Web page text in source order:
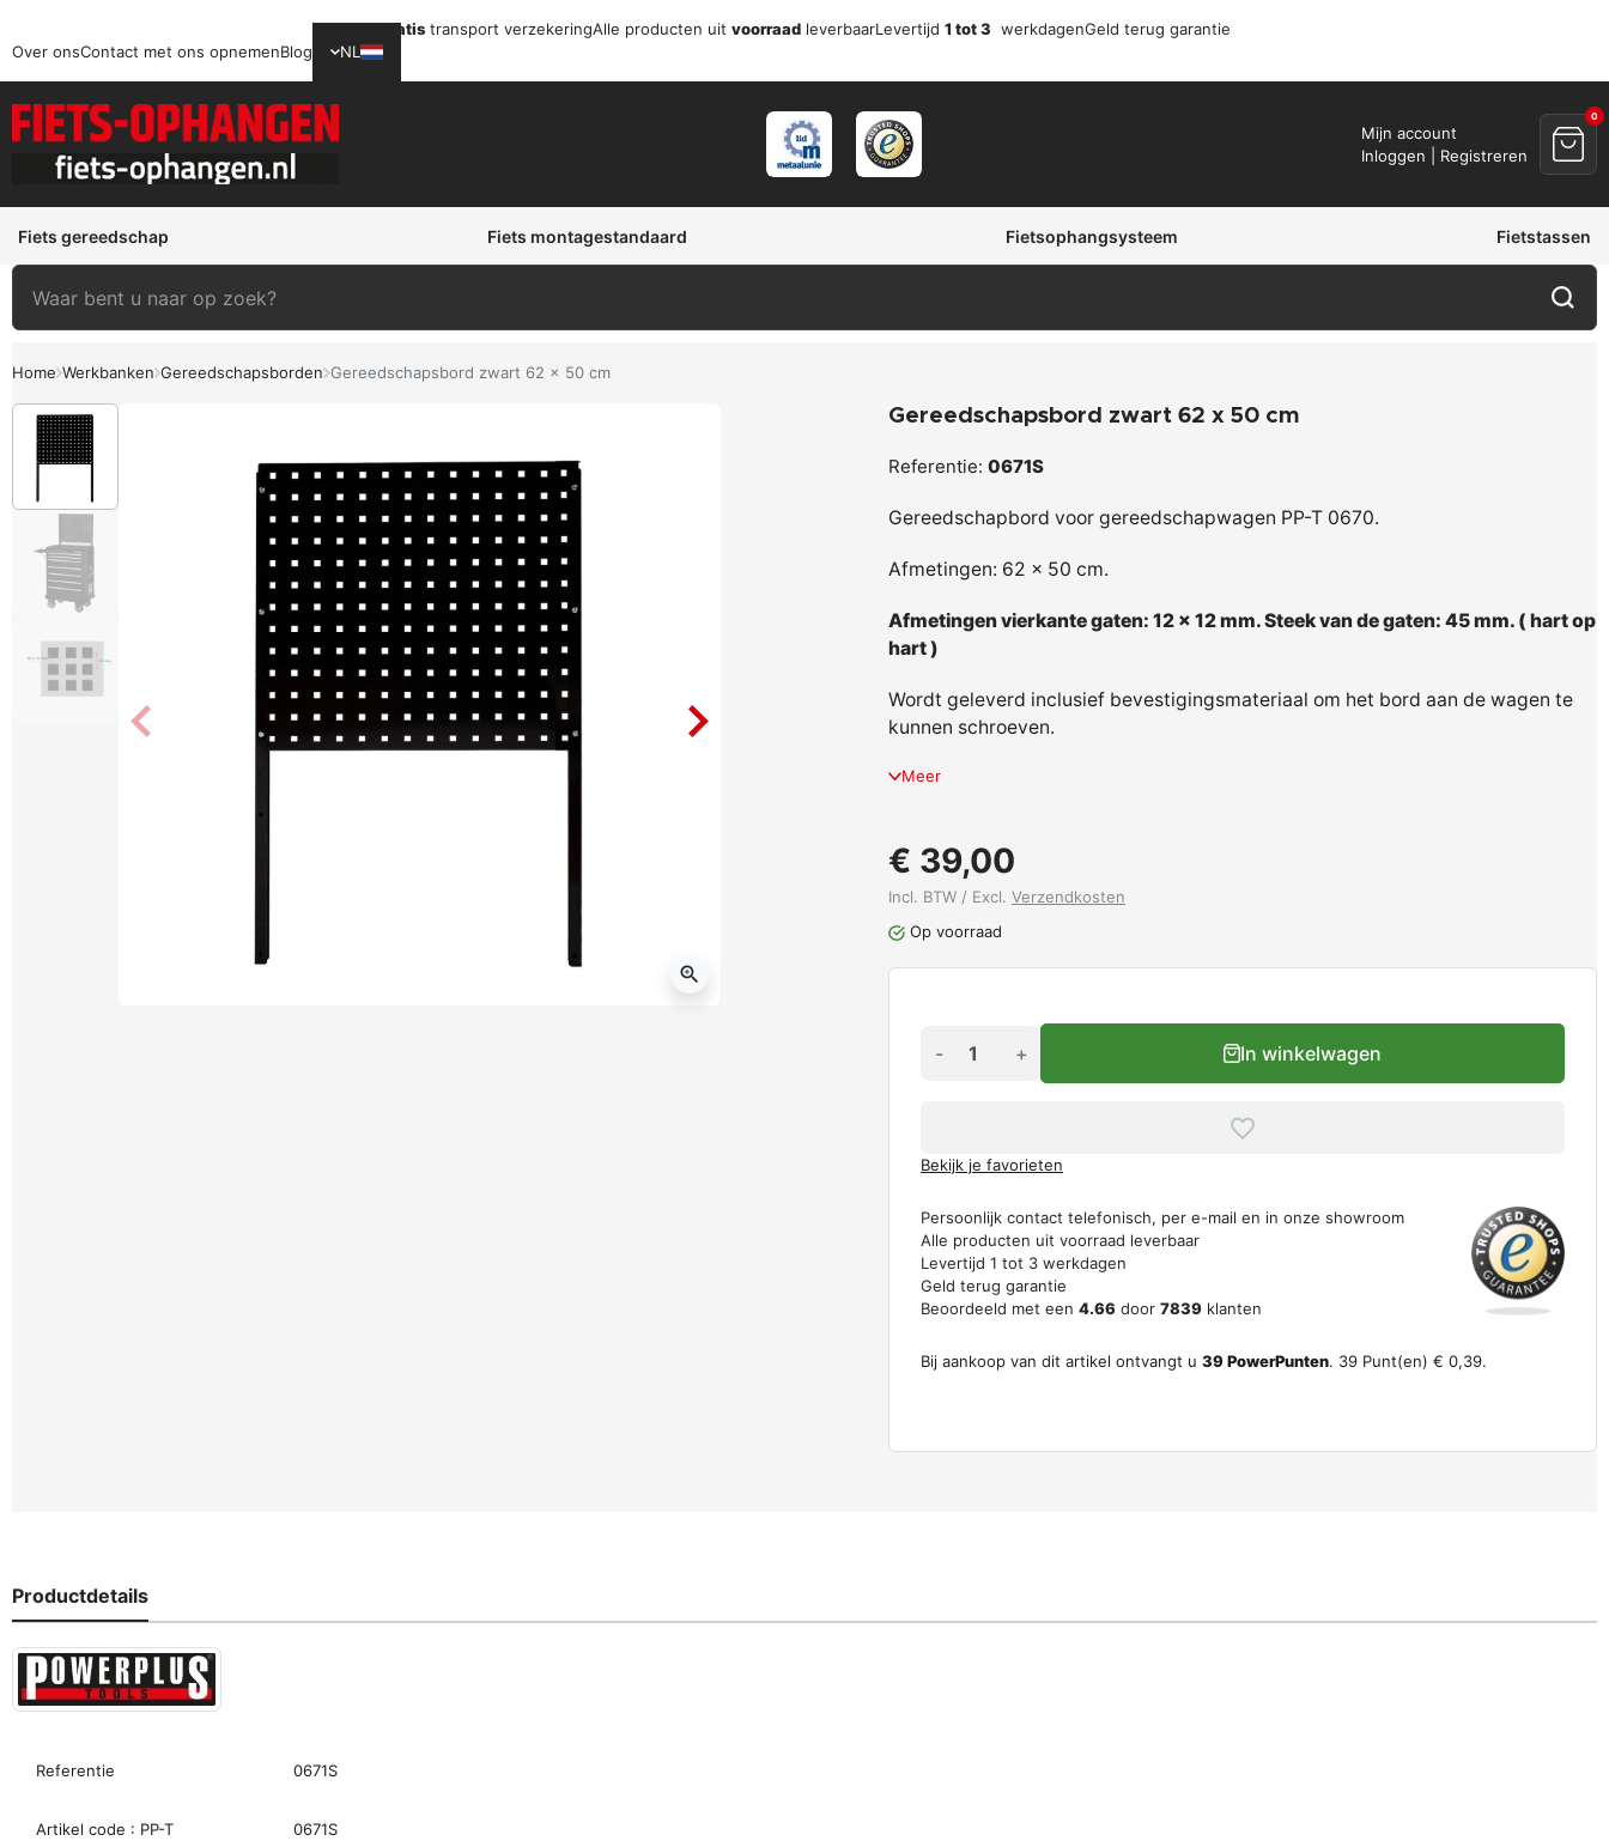
Gratis transport verzekeringAlle producten uit voorraad leverbaarLevertijd 1 tot 3 werkdagenGeld terug garantie
Over onsContact met ons opnemenBlog NL
Mijn account
Inloggen | Registreren
0
Fiets gereedschap Fiets montagestandaard Fietsophangsysteem Fietstassen
Home Werkbanken Gereedschapsborden Gereedschapsbord zwart 62 x 50 cm
zoom_in
Gereedschapsbord zwart 62 x 50 cm
Referentie: 0671S
Gereedschapbord voor gereedschapwagen PP-T 0670.
Afmetingen: 62 x 50 cm.
Afmetingen vierkante gaten: 12 x 12 mm. Steek van de gaten: 45 mm. ( hart op
hart )
Wordt geleverd inclusief bevestigingsmateriaal om het bord aan de wagen te
kunnen schroeven.
Meer
€ 39,00
Incl. BTW / Excl. Verzendkosten
Op voorraad
- + In winkelwagen
Bekijk je favorieten
Persoonlijk contact telefonisch, per e-mail en in onze showroom
Alle producten uit voorraad leverbaar
Levertijd 1 tot 3 werkdagen
Geld terug garantie
Beoordeeld met een 4.66 door 7839 klanten
Bij aankoop van dit artikel ontvangt u 39PowerPunten. 39 Punt(en) € 0,39.
Productdetails
Referentie 0671S
Artikel code : PP-T 0671S